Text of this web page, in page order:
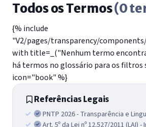
Todos os Termos(0
{% include
"V2/pages/transparency/
with title=_("Nenhum termo
há termos no glossário para os filtros
icon="book" %}
Referências Legais
PNTP 2026 - Transparência e
Art. 5º da Lei nº 12.527/2011 (LAI)